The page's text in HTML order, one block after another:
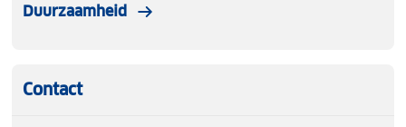
Duurzaamheid
Contact